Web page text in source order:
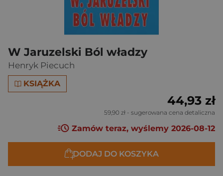
W Jaruzelski Ból władzy
Henryk Piecuch
KSIĄŻKA
44,93 zł
59,90 zł - sugerowana cena detaliczna
Zamów teraz, wyślemy 2026-08-12
DODAJ DO KOSZYKA